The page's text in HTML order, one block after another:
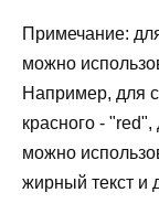
Примечание:
можно
Например, для
красного -
можно
жирный текст и